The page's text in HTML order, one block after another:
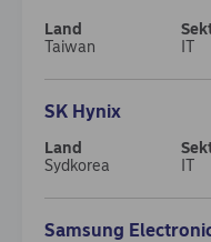
Taiwan IT
SK Hynix
Sydkorea IT
Samsung